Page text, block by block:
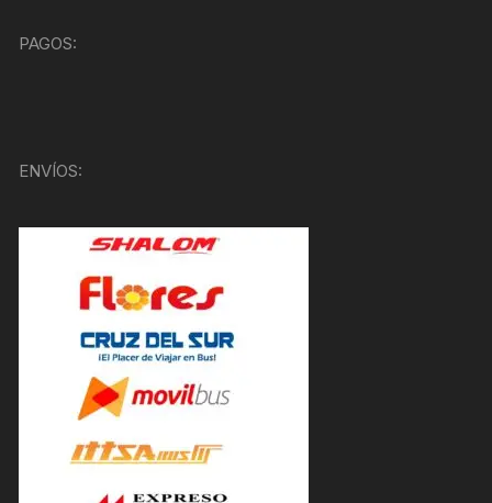
PAGOS:
ENVÍOS: